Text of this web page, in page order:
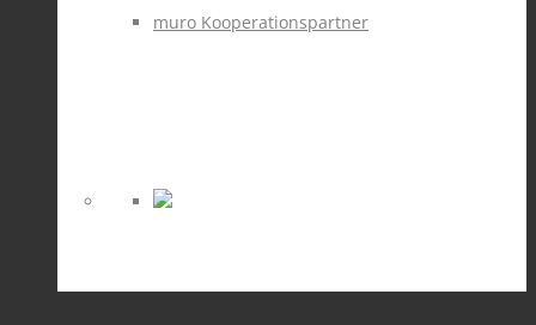
muro Kooperationspartner